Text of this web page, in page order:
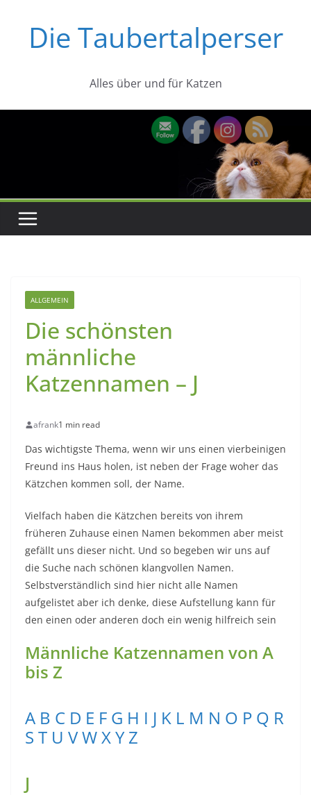
springenDie Taubertalperser
Alles über und für Katzen
ALLGEMEIN
Die schönsten
männliche
Katzennamen – J
afrank1 min read
Das wichtigste Thema, wenn wir uns einen vierbeinigen
Freund ins Haus holen, ist neben der Frage woher das
Kätzchen kommen soll, der Name.
Vielfach haben die Kätzchen bereits von ihrem
früheren Zuhause einen Namen bekommen aber meist
gefällt uns dieser nicht. Und so begeben wir uns auf
die Suche nach schönen klangvollen Namen.
Selbstverständlich sind hier nicht alle Namen
aufgelistet aber ich denke, diese Aufstellung kann für
den einen oder anderen doch ein wenig hilfreich sein
Männliche Katzennamen von A
bis Z
A B C D E F G H I J K L M N O P Q R
S T U VWXY Z
J